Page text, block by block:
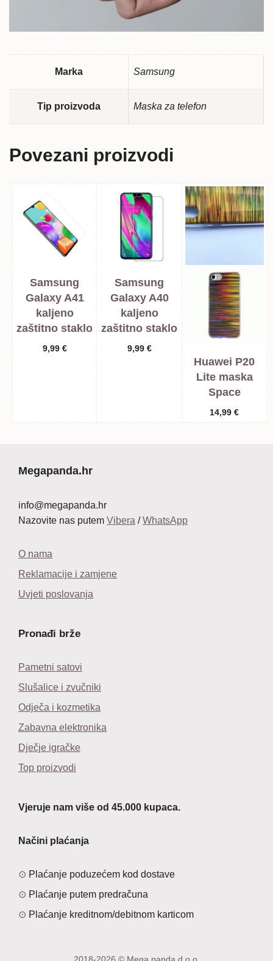
Marka Samsung
Tip proizvoda Maska za telefon
Povezani proizvodi
Samsung
Galaxy A41
kaljeno
zaštitno staklo
9,99 €
Samsung
Galaxy A40
kaljeno
zaštitno staklo
9,99 €
Huawei P20
Lite maska
Space
14,99€
Megapanda.hr
info@megapanda.hr
Nazovite nas putem Vibera /WhatsApp
O nama
Reklamacije i zamjene
Uvjeti poslovanja
Pronađi brže
Pametni satovi
Slušalice i zvučniki
Odječa i kozmetika
Zabavna elektronika
Dječje igračke
Top proizvodi
Vjeruje nam više od 45.000 kupaca.
Načini plaćanja
Plaćanje poduzećem kod dostave
Plaćanje putem predračuna
Plaćanje kreditnom/debitnom karticom